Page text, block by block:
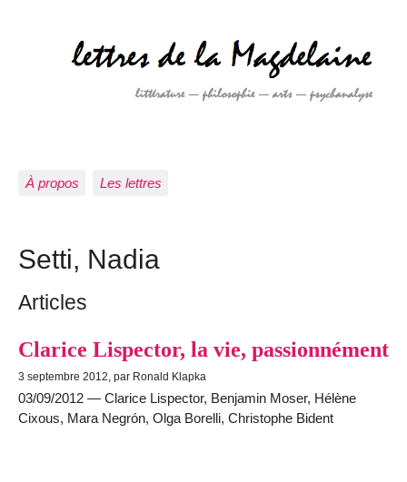
À propos Les lettres
Setti, Nadia
Articles
Clarice Lispector, la vie, passionnément
3 septembre 2012, par Ronald Klapka
03/09/2012 — Clarice Lispector, Benjamin Moser, Hélène
Cixous, Mara Negrón, Olga Borelli, Christophe Bident